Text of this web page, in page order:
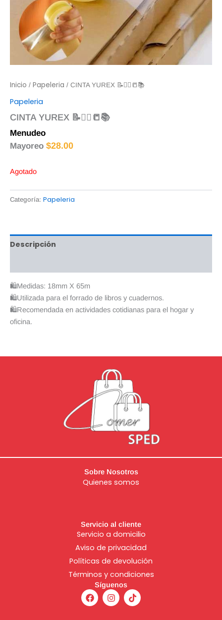
Inicio / Papeleria / CINTA YUREX 📝✍🏻📒📚
Papeleria
CINTA YUREX 📝✍🏻📒📚
Menudeo
Mayoreo $28.00
Agotado
Categoría: Papeleria
Descripción
🛍Medidas: 18mm X 65m
🛍Utilizada para el forrado de libros y cuadernos.
🛍Recomendada en actividades cotidianas para el hogar y
oficina.
Sobre Nosotros
Quienes somos
Servicio al cliente
Servicio a domicilio
Aviso de privacidad
Políticas de devolución
Términos y condiciones
Síguenos
F
a
c
I
n
s
T
i
k